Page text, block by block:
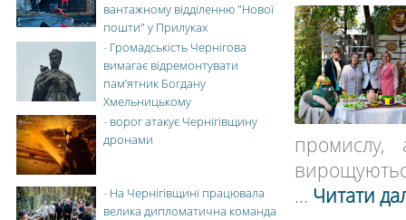
... Читати
вантажному відділенню "Нової
пошти" у Прилуках
- Громадськість Чернігова
вимагає відремонтувати
пам’ятник Богдану
Хмельницькому
- ворог атакує Чернігівщину
дронами
- На Чернігівщині працювала
велика дипломатична команда